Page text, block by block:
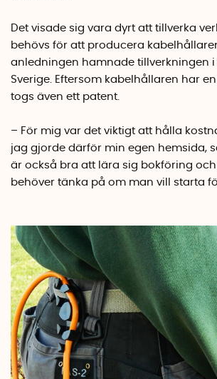
Det visade sig vara dyrt att tillverka
behövs för att producera
anledningen hamnade tillverkningen i
Sverige. Eftersom kabelhållaren har
togs även ett patent.
– För mig var det viktigt att hålla
jag gjorde därför min egen hemsida,
är också bra att lära sig bokföring
behöver tänka på om man vill starta